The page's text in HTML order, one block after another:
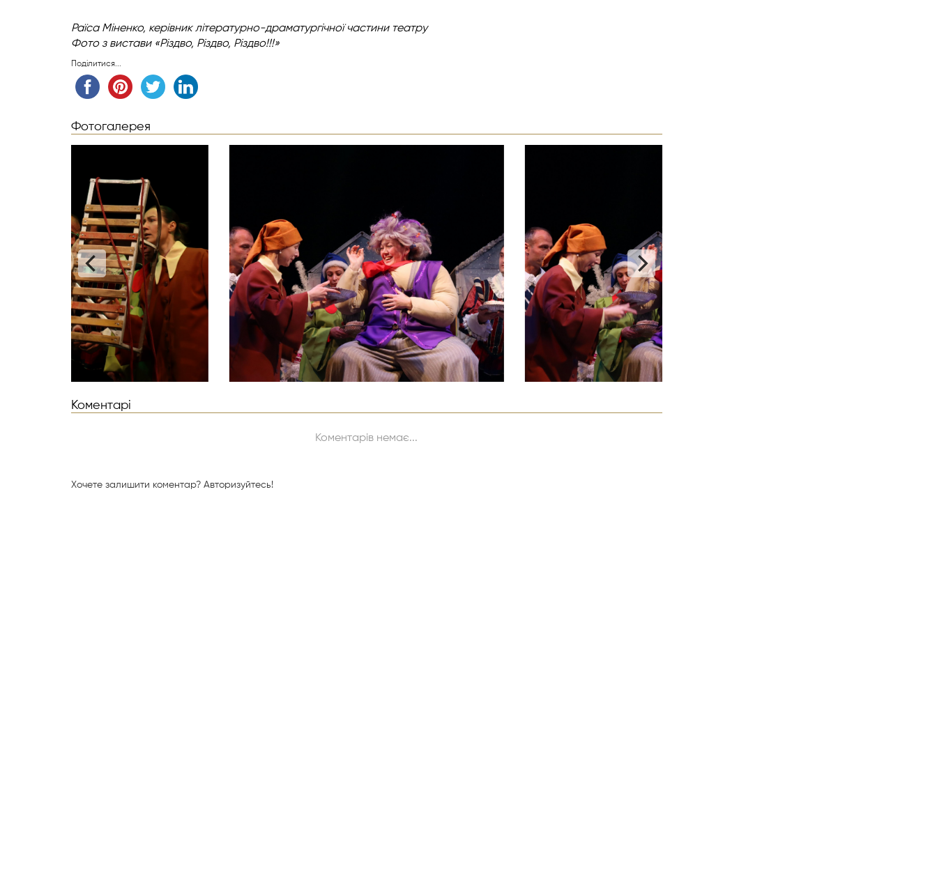
Раїса Міненко, керівник літературно-драматургічноїчастини театру
Фото з вистави «Різдво, Різдво, Різдво!!!»
Поділитися...
Фотогалерея
Коментарі
Коментарів немає...
Хочете залишити коментар? Авторизуйтесь!